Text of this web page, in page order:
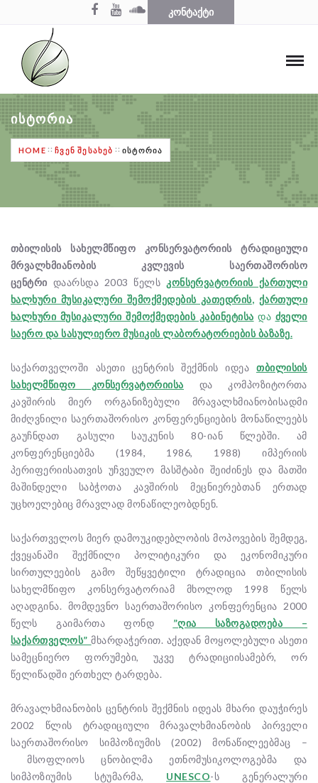
ᲙᲝᲜᲢᲐᲥᲢᲘ
ᲘᲡᲢᲝᲠᲘᲐ
HOME ᲩᲕᲔᲜ ᲨᲔᲡᲐᲮᲔᲑ ᲘᲡᲢᲝᲠᲘᲐ
თბილისის სახელმწიფო კონსერვატორიის ტრადიციული
მრვალხმიანობის კვლევის საერთაშორისო
ცენტრი დაარსდა 2003 წელს კონსერვატორიის ქართული
ხალხური მუსიკალური შემოქმედების კათედრის, ქართული
ხალხური მუსიკალური შემოქმედების კაბინეტისა და ძველი
საერო და სასულიერო მუსიკის ლაბორატორიების ბაზაზე.
საქართველოში ასეთი ცენტრის შექმნის იდეა თბილისის
სახელმწიფო კონსერვატორიისა
და კომპოზიტორთა
კავშირის მიერ ორგანიზებული მრავალხმიანობისადმი
მიძღვნილი საერთაშორისო კონფერენციების მონაწილეებს
გაუჩნდათ გასული საუკუნის 80-იან წლებში. ამ
კონფერენციებმა (1984, 1986, 1988) იმპერიის
პერიფერიისათვის უჩვეულო მასშტაბი შეიძინეს და მათში
მაშინდელი საბჭოთა კავშირის მეცნიერებთან ერთად
უცხოელებიც მრავლად მონაწილეობდნენ.
საქართველოს მიერ დამოუკიდებლობის მოპოვების შემდეგ,
ქვეყანაში შექმნილი პოლიტიკური და ეკონომიკური
სირთულეების გამო შეწყვეტილი ტრადიცია თბილისის
სახელმწიფო კონსერვატორიამ მხოლოდ 1998 წელს
აღადგინა. მომდევნო საერთაშორისო კონფერენცია 2000
წელს გაიმართა ფონდ ”ღია საზოგადოება –
საქართველოს” მხარდაჭერით. აქედან მოყოლებული ასეთი
სამეცნიერო ფორუმები, უკვე ტრადიციისამებრ, ორ
წელიწადში ერთხელ ტარდება.
მრავალხმიანობის ცენტრის შექმნის იდეას მხარი დაუჭირეს
2002 წლის ტრადიციული მრავალხმიანობის პირველი
საერთაშორისო სიმპოზიუმის (2002) მონაწილეებმაც –
მსოფლიოს ცნობილმა ეთნომუსიკოლოგებმა და
სიმპოზიუმის სტუმარმა, UNESCO-ს გენერალური